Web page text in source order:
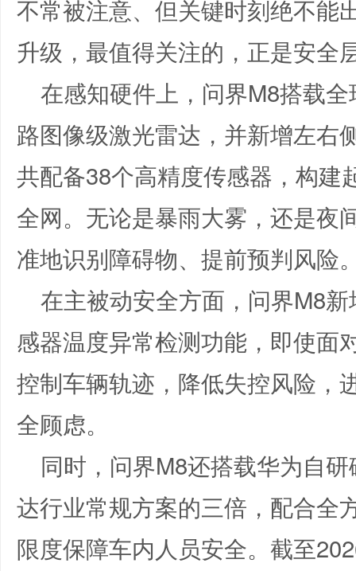
不常被注意、但关键时刻绝不能
升级，最值得关注的，正是安全
在感知硬件上，问界M8搭载
路图像级激光雷达，并新增左右
共配备38个高精度传感器，构建
全网。无论是暴雨大雾，还是夜
准地识别障碍物、提前预判风险
在主被动安全方面，问界M8
感器温度异常检测功能，即使面
控制车辆轨迹，降低失控风险，
全顾虑。
同时，问界M8还搭载华为自
达行业常规方案的三倍，配合全
限度保障车内人员安全。截至